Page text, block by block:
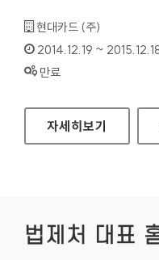
기관명 :
현대카드 (주)
인증기간 :
2014.12.19 ~
상태 :
만료
현대카드 카드신청
자세히보기
법제처 대표